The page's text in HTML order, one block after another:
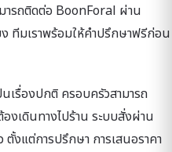
ารถติดต่อ BoonForal ผ่าน
ทีมเราพร้อมให้คำปรึกษาฟรีก่อน
เรื่องปกติ ครอบครัวสามารถ
งเดินทางไปร้าน ระบบสั่งผ่าน
ตั้งแต่การปรึกษา การเสนอราคา